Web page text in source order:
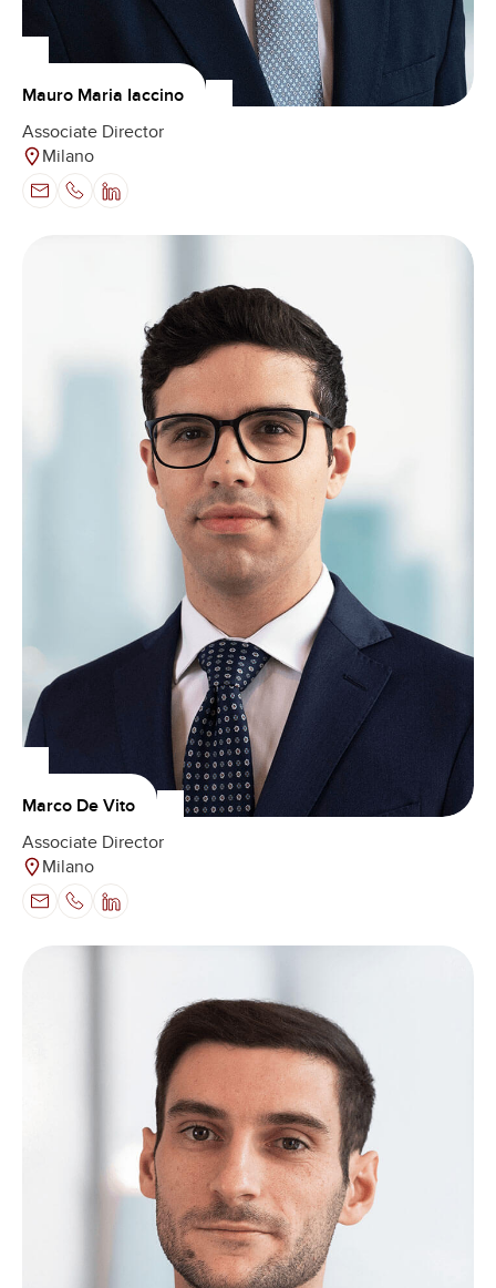
Mauro Maria Iaccino
Associate Director
Milano
Marco De Vito
Associate Director
Milano